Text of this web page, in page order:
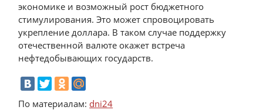
экономике и возможный рост бюджетного
стимулирования. Это может спровоцировать
укрепление доллара. В таком случае поддержку
отечественной валюте окажет встреча
нефтедобывающих государств.
По материалам: dni24